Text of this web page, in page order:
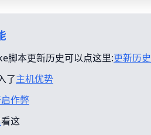
脚本更新历史可以点这里:更新历史
了主机优势
作弊
看这